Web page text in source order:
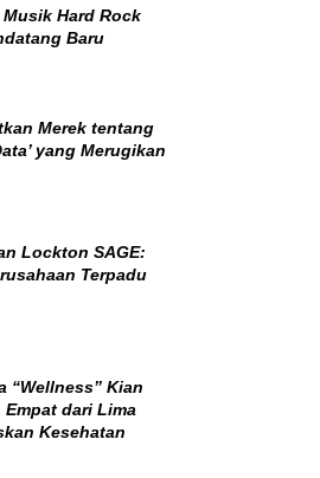
Hard Rock
Baru
Merek tentang
yang Merugikan
Lockton SAGE:
Terpadu
“Wellness” Kian
dari Lima
Kesehatan